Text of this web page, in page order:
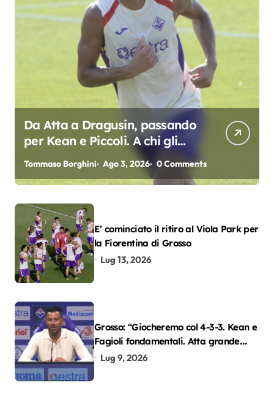
Da Atta a Dragusin, passando
per Kean e Piccoli. A chi gli
oscar del precampionato?
Tommaso Borghini Ago 3, 2026 0 Comments
E’ cominciato il ritiro al Viola Park per
la Fiorentina di Grosso
Lug 13, 2026
Grosso: “Giocheremo col 4-3-3. Kean e
Fagioli fondamentali. Atta grande
colpo”
Lug 9, 2026